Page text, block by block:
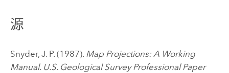
源
Snyder, J. P. (1987). Map Projections: A Working
Manual. U.S. Geological Survey Professional Paper